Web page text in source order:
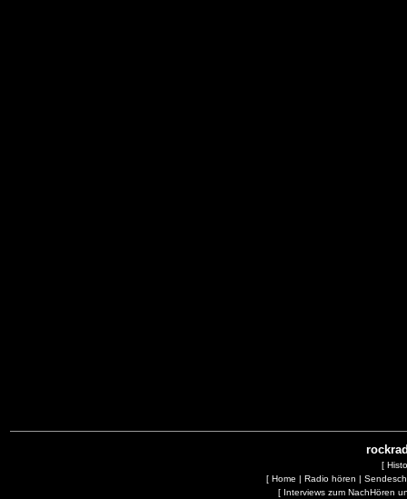
[
[ Home | Radio hören |
[ Interviews zum NachHören